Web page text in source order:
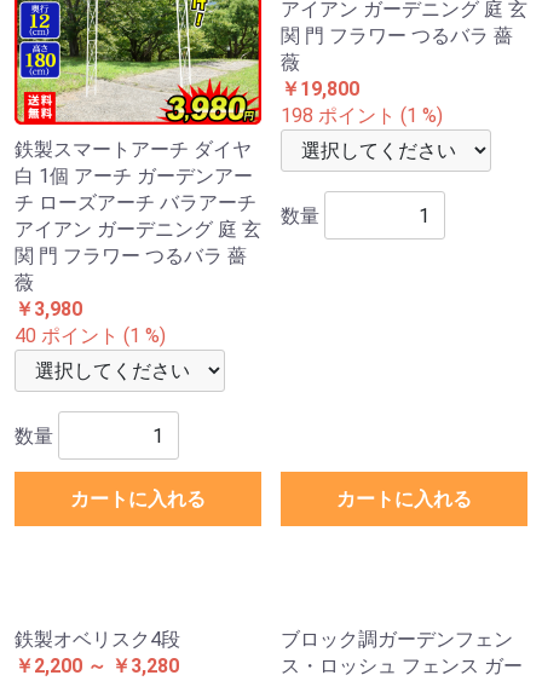
薔薇
￥7,480 ～ ￥8,800
75 ～ 88 ポイント (1 %)
数量
カートに入れる
薇
￥7,480 ～ ￥8,800
75 ～ 88 ポイント (1 %)
数量
カートに入れる
チ ローズアーチ バラアーチ
アイアン ガーデニング 庭 玄
チ ローズアーチ バラアーチ
アイアン ガーデニング 庭 玄